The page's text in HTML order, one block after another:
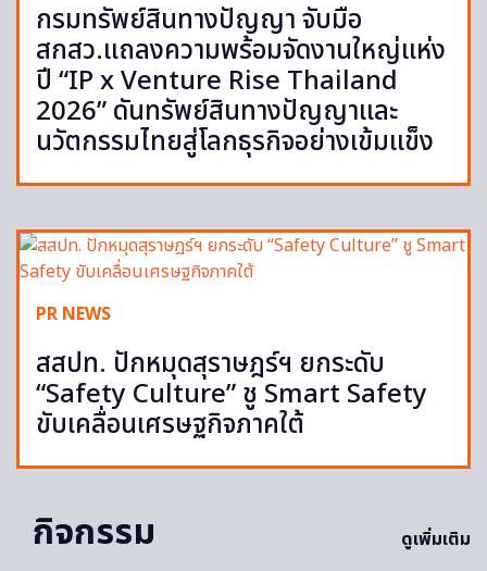
กรมทรัพย์สินทางปัญญา จับมือ
สกสว.แถลงความพร้อมจัดงานใหญ่แห่ง
ปี “IP x Venture Rise Thailand
2026” ดันทรัพย์สินทางปัญญาและ
นวัตกรรมไทยสู่โลกธุรกิจอย่างเข้มแข็ง
PR NEWS
สสปท. ปักหมุดสุราษฎร์ฯ ยกระดับ
“Safety Culture” ชู Smart Safety
ขับเคลื่อนเศรษฐกิจภาคใต้
กิจกรรม ดูเพิ่มเติม